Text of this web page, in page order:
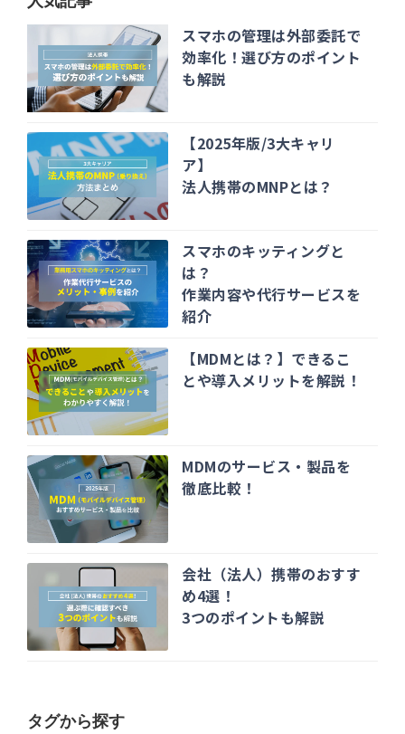
スマホの管理は外部委託で
効率化！選び方のポイント
も解説
【2025年版/3大キャリ
ア】
法人携帯のMNPとは？
スマホのキッティングと
は？
作業内容や代行サービスを
紹介
【MDMとは？】できるこ
とや導入メリットを解説！
MDMのサービス・製品を
徹底比較！
会社（法人）携帯のおすす
め4選！
3つのポイントも解説
タグから探す